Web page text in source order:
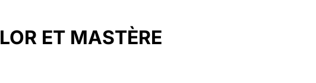
ET MASTÈRE